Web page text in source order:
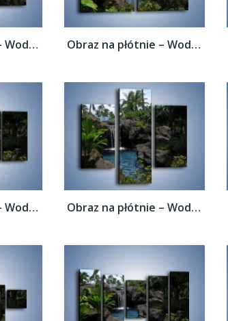
Obraz na płótnie – Wodospad wśród palm –... Obraz na płótnie – Wodospad wśród palm –...
Obraz na płótnie – Wodospad wśród palm –... Obraz na płótnie – Wodospad wśród palm –...